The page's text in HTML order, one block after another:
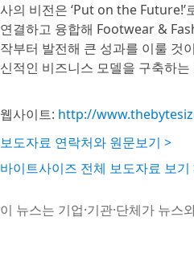
사의 비전은 ‘Put on the Future!’
연결하고 융합해 Footwear &
작부터 발전해 큰 성과를 이룰 것
신적인 비즈니스 모델을 구축하
웹사이트: http://
보도자료 연락처와 원문보기 >
바이트사이즈 전체 보도자료 보기
이 뉴스는 기업·기관·단체가 뉴